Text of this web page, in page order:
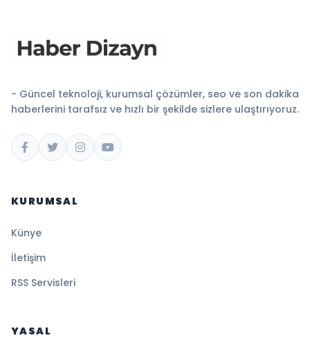
- Güncel teknoloji, kurumsal çözümler, seo ve son dakika
haberlerini tarafsız ve hızlı bir şekilde sizlere ulaştırıyoruz.
KURUMSAL
Künye
İletişim
RSS Servisleri
YASAL